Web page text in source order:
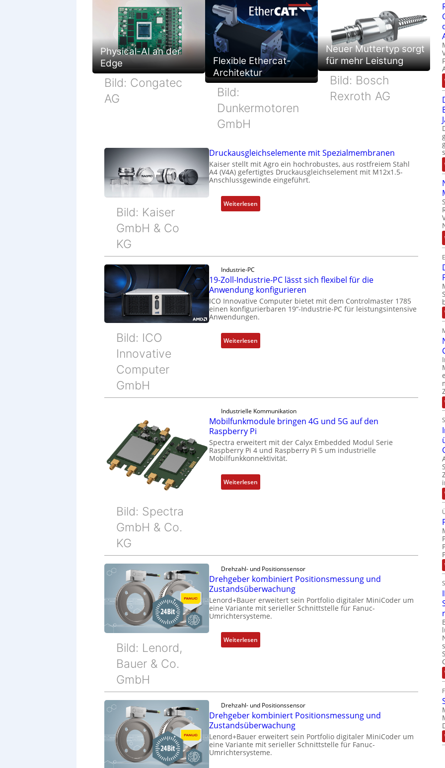
Physical-AI an der
Edge
Bild: Congatec
AG
Flexible Ethercat-
Architektur
Bild:
Dunkermotoren
GmbH
Neuer Muttertyp sorgt
für mehr Leistung
Bild: Bosch
Rexroth AG
Bild: Kaiser
GmbH & Co
KG
Druckausgleichselemente mit Spezialmembranen
Kaiser stellt mit Agro ein hochrobustes, aus rostfreiem Stahl
A4 (V4A) gefertigtes Druckausgleichselement mit M12x1.5-
Anschlussgewinde eingeführt.
Weiterlesen:
D
k
u
s
l
e
c
h
e
n
e
m
i
t
S
m
e
m
b
r
a
n
e
n
Bild: ICO
Innovative
Computer
GmbH
Industrie-PC
19-Zoll-Industrie-PC lässt sich flexibel für die
Anwendung konfigurieren
ICO Innovative Computer bietet mit dem Controlmaster 1785
einen konfigurierbaren 19“-Industrie-PC für leistungsintensive
Anwendungen.
Weiterlesen:
1
l
-
n
d
s
t
ä
s
s
t
s
i
c
h
i
b
e
l
f
ü
r
Bild: Spectra
GmbH & Co.
KG
Industrielle Kommunikation
Mobilfunkmodule bringen 4G und 5G auf den
Raspberry Pi
Spectra erweitert mit der Calyx Embedded Modul Serie
Raspberry Pi 4 und Raspberry Pi 5 um industrielle
Mobilfunkkonnektivität.
Weiterlesen:
M
u
n
m
d
u
e
b
g
4
u
n
Bild: Lenord,
Bauer & Co.
GmbH
Drehzahl- und Positionssensor
Drehgeber kombiniert Positionsmessung und
Zustandsüberwachung
Lenord+Bauer erweitert sein Portfolio digitaler MiniCoder um
eine Variante mit serieller Schnittstelle für Fanuc-
Umrichtersysteme.
Weiterlesen:
D
g
e
b
e
k
o
Drehzahl- und Positionssensor
Drehgeber kombiniert Positionsmessung und
Zustandsüberwachung
Lenord+Bauer erweitert sein Portfolio digitaler MiniCoder um
eine Variante mit serieller Schnittstelle für Fanuc-
Umrichtersysteme.